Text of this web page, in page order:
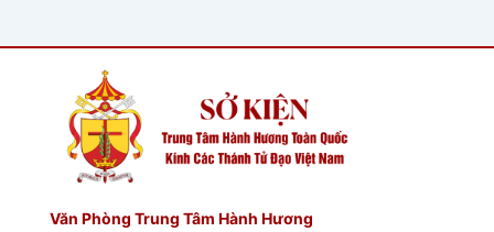
Văn Phòng Trung Tâm Hành Hương